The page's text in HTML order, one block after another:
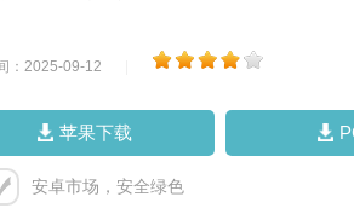
：2025-09-12
苹果下载
安卓市场，安全绿色